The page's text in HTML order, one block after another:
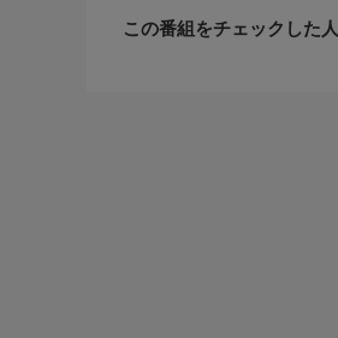
この番組をチェックした